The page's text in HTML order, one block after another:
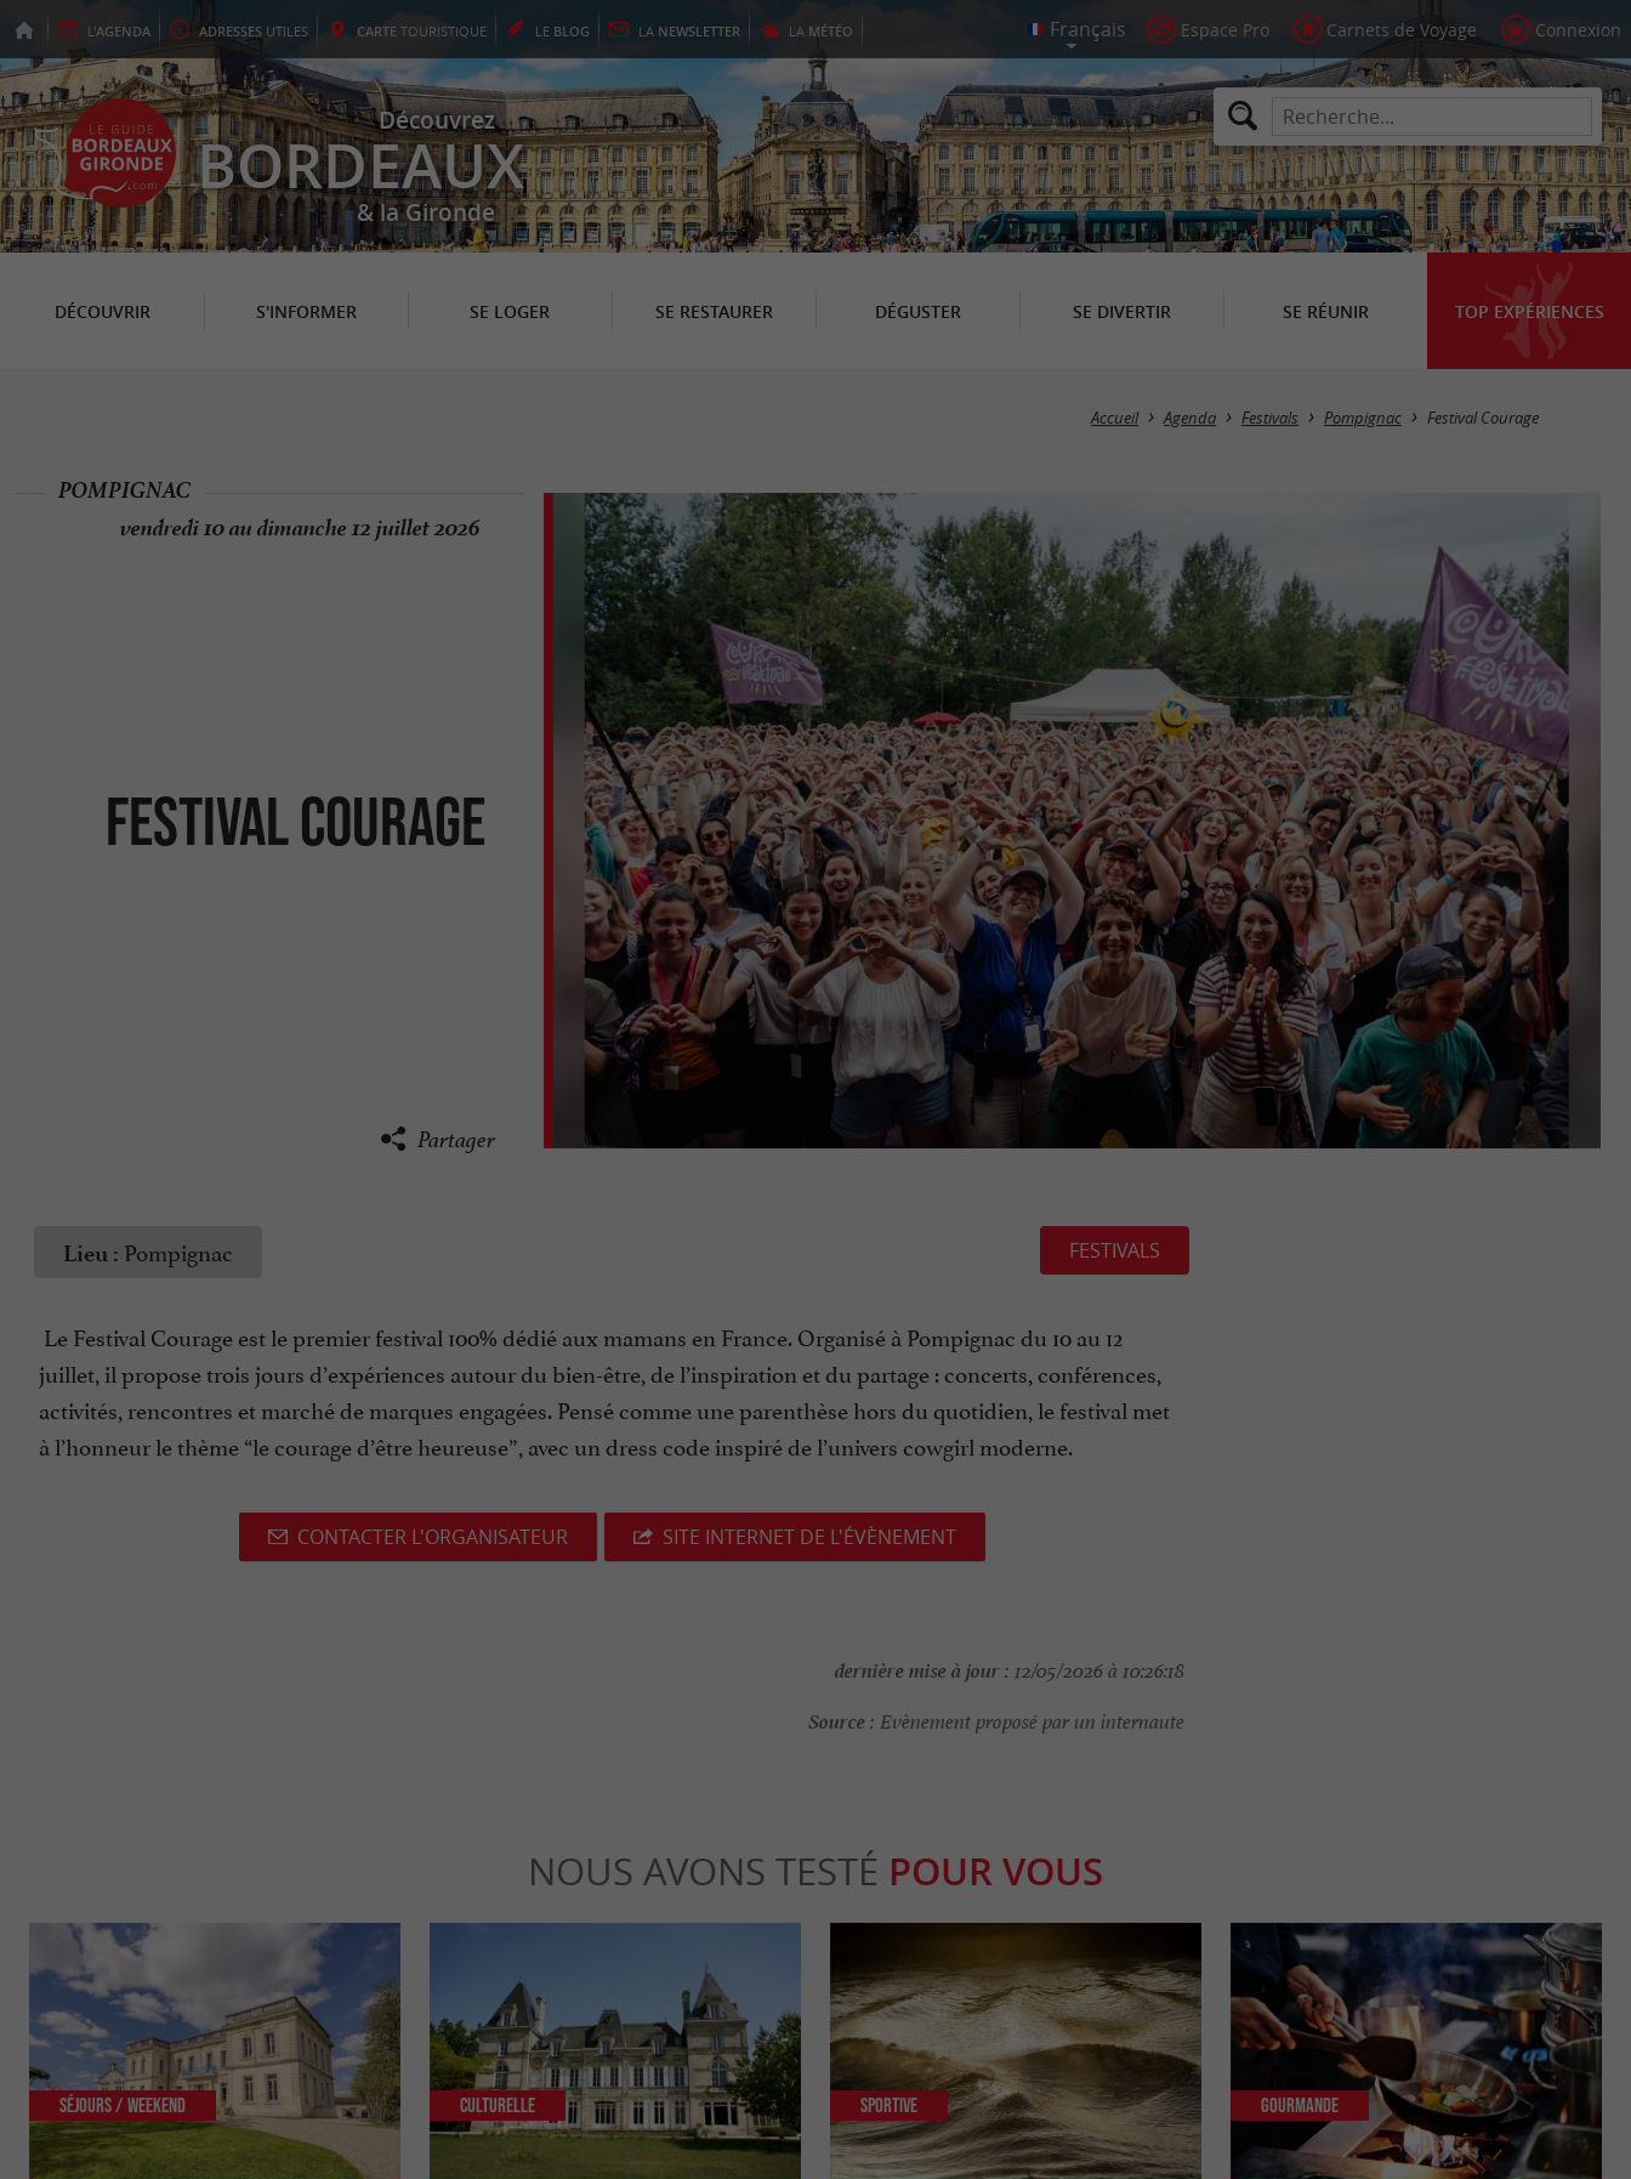
L'AGENDA ADRESSES UTILES CARTE TOURISTIQUE LE BLOG LA NEWSLETTER LA MÉTÉO Espace Pro Carnets de Voyage Connexion
Découvrez
BORDEAUX
& la Gironde
DÉCOUVRIR S'INFORMER SE LOGER SE RESTAURER DÉGUSTER SE DIVERTIR SE RÉUNIR TOP EXPÉRIENCES
Accueil Agenda Festivals Pompignac Festival Courage
Festival Courage
POMPIGNAC
vendredi 10 au dimanche 12 juillet 2026
Partager
Lieu : Pompignac FESTIVALS
Le Festival Courage est le premier festival 100% dédié aux mamans en France. Organisé à Pompignac du 10 au 12
juillet, il propose trois jours d’expériences autour du bien-être, de l’inspiration et du partage : concerts, conférences,
activités, rencontres et marché de marques engagées. Pensé comme une parenthèse hors du quotidien, le festival met
à l’honneur le thème “le courage d’être heureuse”, avec un dress code inspiré de l’univers cowgirl moderne.
CONTACTER L'ORGANISATEUR SITE INTERNET DE L'ÉVÈNEMENT
dernière mise à jour : 12/05/2026 à 10:26:18
Source : Evènement proposé par un internaute
NOUS AVONS TESTÉ POUR VOUS
Séjours / Weekend Culturelle Sportive Gourmande